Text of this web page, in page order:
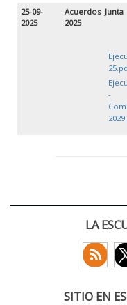
25-09-
2025
Acuerdos
2025
-
LA
SITIO EN